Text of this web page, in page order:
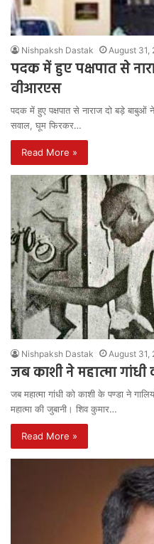
Nishpaksh Dastak August 31,
पदक में हुए पक्षपात से
वीआरएस
पदक में हुए पक्षपात से नाराज दो बड़े
सवाल, घूम फिरकर…
Read More »
Nishpaksh Dastak August 31,
जब काशी ने महात्मा
जब महात्मा गांधी को काशी के पण्डा ने
महात्मा की जुबानी। शिव कुमार…
Read More »